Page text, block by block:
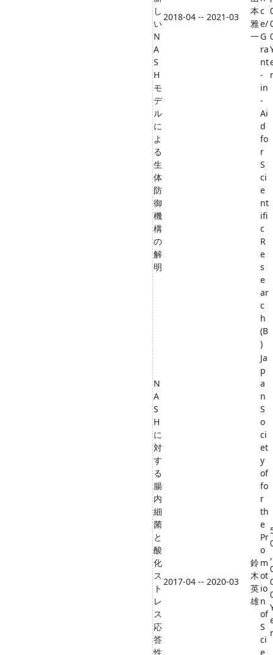
し
い
N
A
S
H
モ
デ
ル
に
よ
る
生
体
防
御
機
構
の
解
明
2018-04 -- 2021-03
本
雅
一
c
e/
G
ra
nt
-
in
-
Ai
d
fo
r
S
ci
e
nt
ifi
c
R
e
s
e
ar
c
h
(B
)
N
A
S
H
に
対
す
る
腸
内
細
菌
と
酸
化
ス
ト
レ
ス
応
答
性
2017-04 -- 2020-03
鈴
木
英
雄
Ja
p
a
n
S
o
ci
et
y
of
fo
r
th
e
Pr
o
m
ot
io
n
of
S
ci
e
,